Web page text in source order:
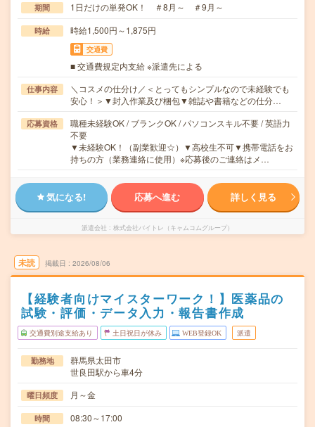
期間 1日だけの単発OK！ ＃8月～ ＃9月～
時給 時給1,500円～1,875円
交通費
■ 交通費規定内支給 ※派遣先による
仕事内容
＼コスメの仕分け／＜とってもシンプルなので未経験でも
安心！＞▼封入作業及び梱包▼雑誌や書籍などの仕分…
応募資格
職種未経験OK / ブランクOK / パソコンスキル不要 / 英語力
不要
▼未経験OK！（副業歓迎☆）▼高校生不可▼携帯電話をお
持ちの方（業務連絡に使用）※応募後のご連絡はメ…
気になる! 応募へ進む 詳しく見る
派遣会社 株式会社バイトレ（キャムコムグループ）
未読 掲載日 2026/08/06
【経験者向けマイスターワーク！】医薬品の
試験・評価・データ入力・報告書作成
交通費別途支給あり 土日祝日が休み WEB登録OK 派遣
勤務地
群馬県太田市
世良田駅から車4分
曜日頻度 月～金
時間 08:30～17:00